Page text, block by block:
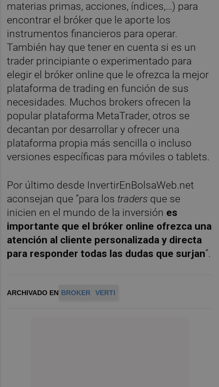
materias primas, acciones, índices,…) para
encontrar el bróker que le aporte los
instrumentos financieros para operar.
También hay que tener en cuenta si es un
trader principiante o experimentado para
elegir el bróker online que le ofrezca la mejor
plataforma de trading en función de sus
necesidades. Muchos brokers ofrecen la
popular plataforma MetaTrader, otros se
decantan por desarrollar y ofrecer una
plataforma propia más sencilla o incluso
versiones específicas para móviles o tablets.
Por último desde InvertirEnBolsaWeb.net
aconsejan que “para los traders que se
inicien en el mundo de la inversión es
importante que el bróker online ofrezca una
atención al cliente personalizada y directa
para responder todas las dudas que surjan”.
ARCHIVADO EN BROKER VERTI